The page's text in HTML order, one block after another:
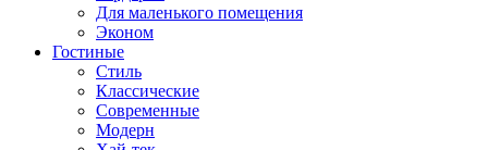
Для маленького помещения
Эконом
Гостиные
Стиль
Классические
Современные
Модерн